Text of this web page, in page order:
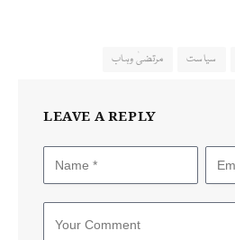
سیاست مرتضیٰ وہاب
LEAVE A REPLY